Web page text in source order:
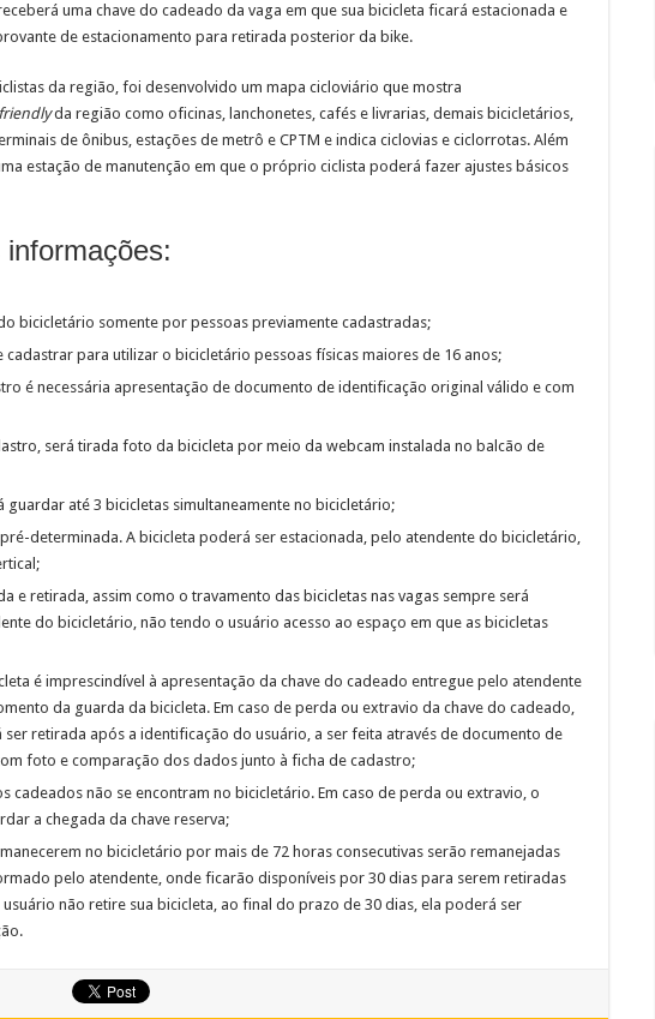
uma chave do cadeado da vaga em que sua bicicleta ficará estacionada e
de estacionamento para retirada posterior da bike.
da região, foi desenvolvido um mapa cicloviário que mostra
da região como oficinas, lanchonetes, cafés e livrarias, demais bicicletários,
de ônibus, estações de metrô e CPTM e indica ciclovias e ciclorrotas. Além
estação de manutenção em que o próprio ciclista poderá fazer ajustes básicos
bicicletário somente por pessoas previamente cadastradas;
cadastrar para utilizar o bicicletário pessoas físicas maiores de 16 anos;
é necessária apresentação de documento de identificação original válido e com
será tirada foto da bicicleta por meio da webcam instalada no balcão de
guardar até 3 bicicletas simultaneamente no bicicletário;
determinada. A bicicleta poderá ser estacionada, pelo atendente do bicicletário,
e retirada, assim como o travamento das bicicletas nas vagas sempre será
do bicicletário, não tendo o usuário acesso ao espaço em que as bicicletas
é imprescindível à apresentação da chave do cadeado entregue pelo atendente
da guarda da bicicleta. Em caso de perda ou extravio da chave do cadeado,
ser retirada após a identificação do usuário, a ser feita através de documento de
foto e comparação dos dados junto à ficha de cadastro;
cadeados não se encontram no bicicletário. Em caso de perda ou extravio, o
a chegada da chave reserva;
no bicicletário por mais de 72 horas consecutivas serão remanejadas
pelo atendente, onde ficarão disponíveis por 30 dias para serem retiradas
não retire sua bicicleta, ao final do prazo de 30 dias, ela poderá ser